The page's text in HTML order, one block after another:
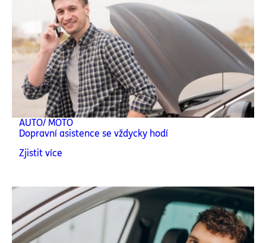
AUTO/ MOTO
Dopravní asistence se vždycky hodí
Zjistit více